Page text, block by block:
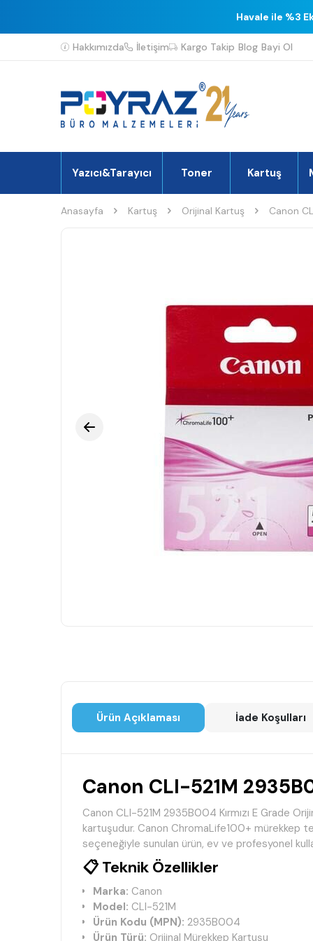
Havale ile %3
Hakkımızda İletişim Kargo Takip Blog Bayi Ol
Yazıcı&Tarayıcı Toner Kartuş
Anasayfa Kartuş Orijinal Kartuş Canon
Ürün Açıklaması İade Koşulları
Canon CLI-521M
Canon CLI-521M 2935B004 Kırmızı E Grade
kartuşudur. Canon ChromaLife100+ mürekkep
seçeneğiyle sunulan ürün, ev ve profesyonel
📋 Teknik Özellikler
Marka: Canon
Model: CLI-521M
Ürün Kodu (MPN): 2935B004
Ürün Türü: Orijinal Mürekkep Kartuşu